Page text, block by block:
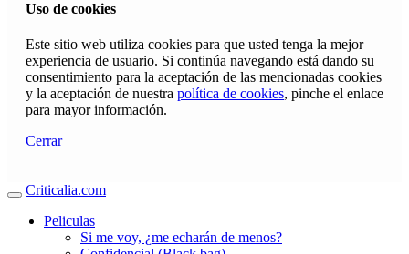
Uso de cookies
Este sitio web utiliza cookies para que usted tenga la mejor
experiencia de usuario. Si continúa navegando está dando su
consentimiento para la aceptación de las mencionadas cookies
y la aceptación de nuestra política de cookies, pinche el enlace
para mayor información.
Cerrar
Criticalia.com
Peliculas
Si me voy, ¿me echarán de menos?